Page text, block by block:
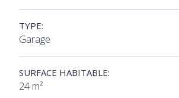
TYPE:
Garage
SURFACE HABITABLE:
24 m²